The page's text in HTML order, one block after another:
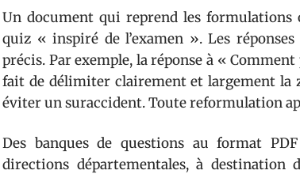
Un document qui reprend les formulations
quiz « inspiré de l’examen ». Les
précis. Par exemple, la réponse à «
fait de délimiter clairement et largement la
éviter un suraccident. Toute reformulation
Des banques de questions au format
directions départementales, à destination